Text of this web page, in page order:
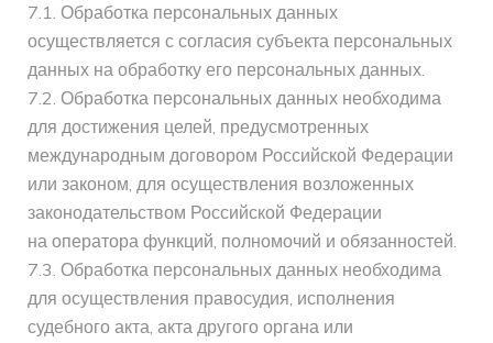
7.1. Обработка персональных данных
осуществляется с согласия субъекта персональных
данных на обработку его персональных данных.
7.2. Обработка персональных данных необходима
для достижения целей, предусмотренных
международным договором Российской Федерации
или законом, для осуществления возложенных
законодательством Российской Федерации
на оператора функций, полномочий и обязанностей.
7.3. Обработка персональных данных необходима
для осуществления правосудия, исполнения
судебного акта, акта другого органа или